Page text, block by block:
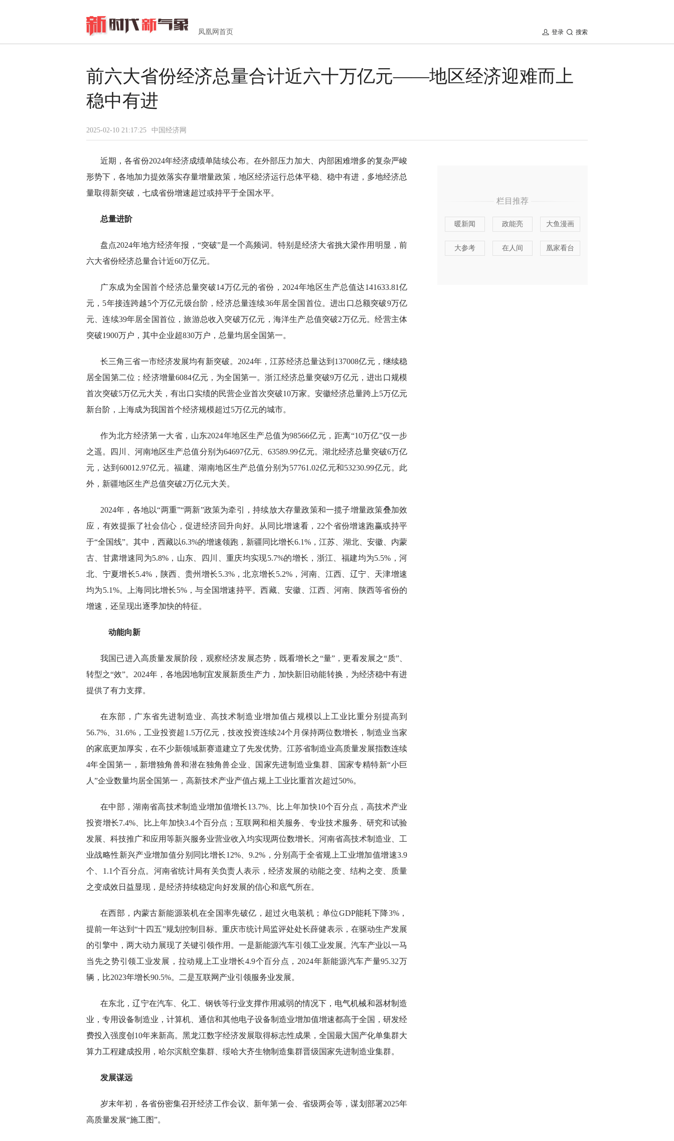
凤凰网首页 搜索
登录
前六大省份经济总量合计近六十万亿元——地区经济迎难而上
稳中有进
2025-02-10 21:17:25 中国经济网
近期，各省份2024年经济成绩单陆续公布。在外部压力加大、内部困难增多的复杂严峻
形势下，各地加力提效落实存量增量政策，地区经济运行总体平稳、稳中有进，多地经济总
量取得新突破，七成省份增速超过或持平于全国水平。
总量进阶
盘点2024年地方经济年报，“突破”是一个高频词。特别是经济大省挑大梁作用明显，前
六大省份经济总量合计近60万亿元。
广东成为全国首个经济总量突破14万亿元的省份，2024年地区生产总值达141633.81亿
元，5年接连跨越5个万亿元级台阶，经济总量连续36年居全国首位。进出口总额突破9万亿
元、连续39年居全国首位，旅游总收入突破万亿元，海洋生产总值突破2万亿元。经营主体
突破1900万户，其中企业超830万户，总量均居全国第一。
长三角三省一市经济发展均有新突破。2024年，江苏经济总量达到137008亿元，继续稳
居全国第二位；经济增量6084亿元，为全国第一。浙江经济总量突破9万亿元，进出口规模
首次突破5万亿元大关，有出口实绩的民营企业首次突破10万家。安徽经济总量跨上5万亿元
新台阶，上海成为我国首个经济规模超过5万亿元的城市。
作为北方经济第一大省，山东2024年地区生产总值为98566亿元，距离“10万亿”仅一步
之遥。四川、河南地区生产总值分别为64697亿元、63589.99亿元。湖北经济总量突破6万亿
元，达到60012.97亿元。福建、湖南地区生产总值分别为57761.02亿元和53230.99亿元。此
外，新疆地区生产总值突破2万亿元大关。
2024年，各地以“两重”“两新”政策为牵引，持续放大存量政策和一揽子增量政策叠加效
应，有效提振了社会信心，促进经济回升向好。从同比增速看，22个省份增速跑赢或持平
于“全国线”。其中，西藏以6.3%的增速领跑，新疆同比增长6.1%，江苏、湖北、安徽、内蒙
古、甘肃增速同为5.8%，山东、四川、重庆均实现5.7%的增长，浙江、福建均为5.5%，河
北、宁夏增长5.4%，陕西、贵州增长5.3%，北京增长5.2%，河南、江西、辽宁、天津增速
均为5.1%。上海同比增长5%，与全国增速持平。西藏、安徽、江西、河南、陕西等省份的
增速，还呈现出逐季加快的特征。
动能向新
我国已进入高质量发展阶段，观察经济发展态势，既看增长之“量”，更看发展之“质”、
转型之“效”。2024年，各地因地制宜发展新质生产力，加快新旧动能转换，为经济稳中有进
提供了有力支撑。
在东部，广东省先进制造业、高技术制造业增加值占规模以上工业比重分别提高到
56.7%、31.6%，工业投资超1.5万亿元，技改投资连续24个月保持两位数增长，制造业当家
的家底更加厚实，在不少新领域新赛道建立了先发优势。江苏省制造业高质量发展指数连续
4年全国第一，新增独角兽和潜在独角兽企业、国家先进制造业集群、国家专精特新“小巨
人”企业数量均居全国第一，高新技术产业产值占规上工业比重首次超过50%。
在中部，湖南省高技术制造业增加值增长13.7%、比上年加快10个百分点，高技术产业
投资增长7.4%、比上年加快3.4个百分点；互联网和相关服务、专业技术服务、研究和试验
发展、科技推广和应用等新兴服务业营业收入均实现两位数增长。河南省高技术制造业、工
业战略性新兴产业增加值分别同比增长12%、9.2%，分别高于全省规上工业增加值增速3.9
个、1.1个百分点。河南省统计局有关负责人表示，经济发展的动能之变、结构之变、质量
之变成效日益显现，是经济持续稳定向好发展的信心和底气所在。
在西部，内蒙古新能源装机在全国率先破亿，超过火电装机；单位GDP能耗下降3%，
提前一年达到“十四五”规划控制目标。重庆市统计局监评处处长薛健表示，在驱动生产发展
的引擎中，两大动力展现了关键引领作用。一是新能源汽车引领工业发展。汽车产业以一马
当先之势引领工业发展，拉动规上工业增长4.9个百分点，2024年新能源汽车产量95.32万
辆，比2023年增长90.5%。二是互联网产业引领服务业发展。
在东北，辽宁在汽车、化工、钢铁等行业支撑作用减弱的情况下，电气机械和器材制造
业，专用设备制造业，计算机、通信和其他电子设备制造业增加值增速都高于全国，研发经
费投入强度创10年来新高。黑龙江数字经济发展取得标志性成果，全国最大国产化单集群大
算力工程建成投用，哈尔滨航空集群、绥哈大齐生物制造集群晋级国家先进制造业集群。
发展谋远
岁末年初，各省份密集召开经济工作会议、新年第一会、省级两会等，谋划部署2025年
高质量发展“施工图”。
栏目推荐
暖新闻 政能亮 大鱼漫画
大参考 在人间 凰家看台